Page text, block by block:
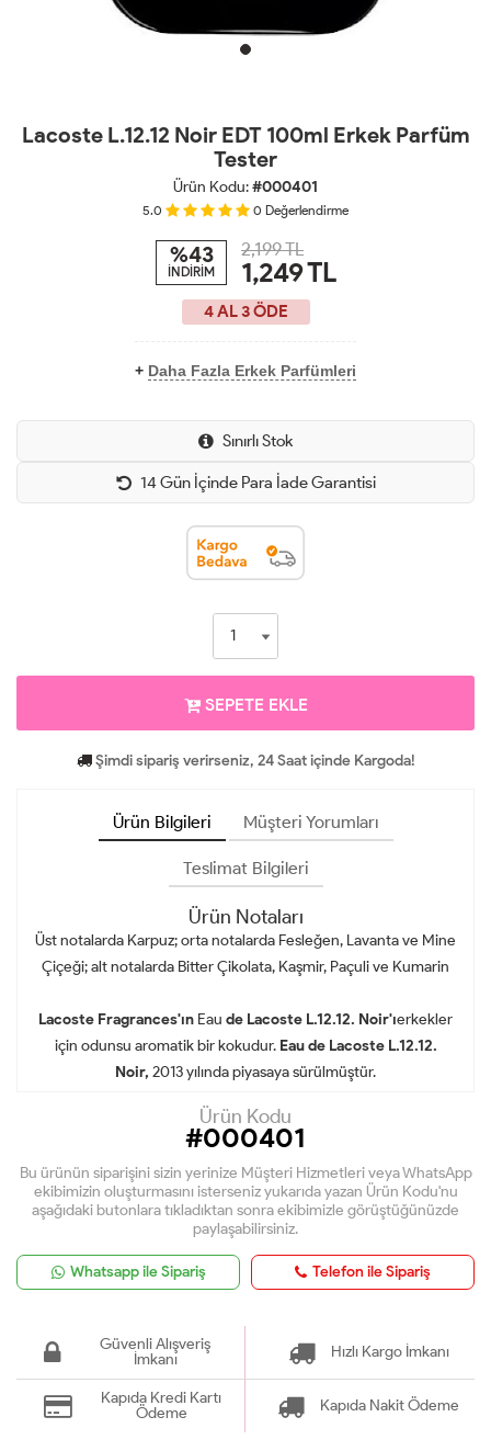
Lacoste L.12.12 Noir EDT 100ml Erkek Parfüm
Tester
Ürün Kodu:#000401
5.0 0 Değerlendirme
%43
İNDİRİM
2,199 TL
1,249TL
4 AL 3 ÖDE
+ Daha Fazla Erkek Parfümleri
Sınırlı Stok
14 Gün İçinde Para İade Garantisi
SEPETE EKLE
Şimdi sipariş verirseniz, 24 Saat içinde Kargoda!
Ürün Bilgileri Müşteri Yorumları
Teslimat Bilgileri
Ürün Notaları
Üst notalarda Karpuz; orta notalarda Fesleğen, Lavanta ve Mine
Çiçeği; alt notalarda Bitter Çikolata, Kaşmir, Paçuli ve Kumarin
Lacoste Fragrances'ın Eau de Lacoste L.12.12. Noir'ıerkekler
için odunsu aromatik bir kokudur. Eau de Lacoste L.12.12.
Noir, 2013 yılında piyasaya sürülmüştür.
Ürün Kodu
#000401
Bu ürünün siparişini sizin yerinize Müşteri Hizmetleri veya WhatsApp
ekibimizin oluşturmasını isterseniz yukarıda yazan Ürün Kodu'nu
aşağıdaki butonlara tıkladıktan sonra ekibimizle görüştüğünüzde
paylaşabilirsiniz.
Whatsapp ile Sipariş Telefon ile Sipariş
Güvenli Alışveriş
İmkanı
Hızlı Kargo İmkanı
Kapıda Kredi Kartı
Ödeme
Kapıda Nakit Ödeme